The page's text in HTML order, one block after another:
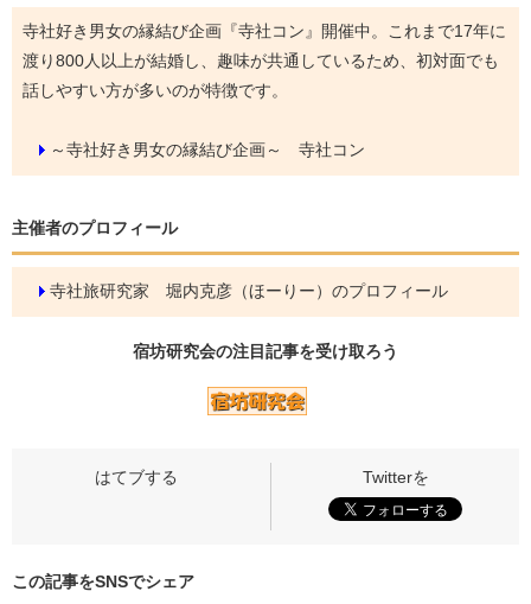
寺社好き男女の縁結び企画『寺社コン』開催中。これまで17年に
渡り800人以上が結婚し、趣味が共通しているため、初対面でも
話しやすい方が多いのが特徴です。
～寺社好き男女の縁結び企画～ 寺社コン
主催者のプロフィール
寺社旅研究家 堀内克彦（ほーりー）のプロフィール
宿坊研究会の注目記事を受け取ろう
この記事をSNSでシェア